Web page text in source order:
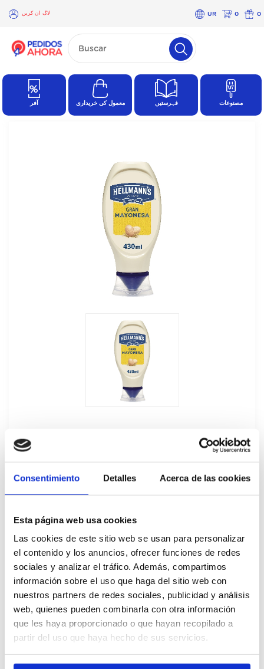
Consentimiento Detalles Acerca de las cookies
Esta página web usa cookies
Las cookies de este sitio web se usan para personalizar
el contenido y los anuncios, ofrecer funciones de redes
sociales y analizar el tráfico. Además, compartimos
información sobre el uso que haga del sitio web con
nuestros partners de redes sociales, publicidad y análisis
web, quienes pueden combinarla con otra información
que les haya proporcionado o que hayan recopilado a
partir del uso que haya hecho de sus servicios.
لاگ ان کریں UR 0 0
×
لاگ
کریں
آفر معمول کی خریداری فہرستیں مصنوعات
Mayonesa Bocabajo Hellmann's
Cajas
Unid.
رجسٹر ہونا
عدم دستیاب، ابھی فرمائش کریں